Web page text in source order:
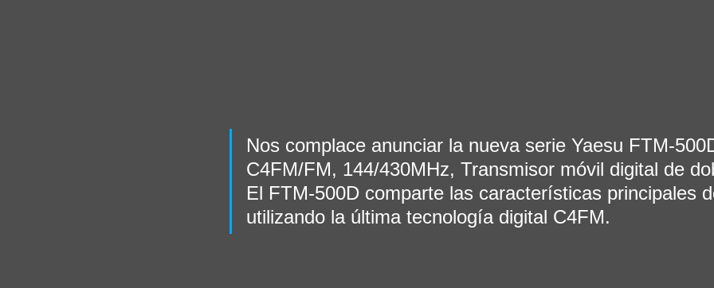
Nos complace anunciar la nueva serie Yaesu FTM-
C4FM/FM, 144/430MHz, Transmisor móvil digital de
El FTM-500D comparte las características principales
utilizando la última tecnología digital C4FM.